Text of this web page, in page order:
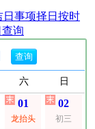
日事项择日 按时
询
六 日
01
龙抬头
02
初三